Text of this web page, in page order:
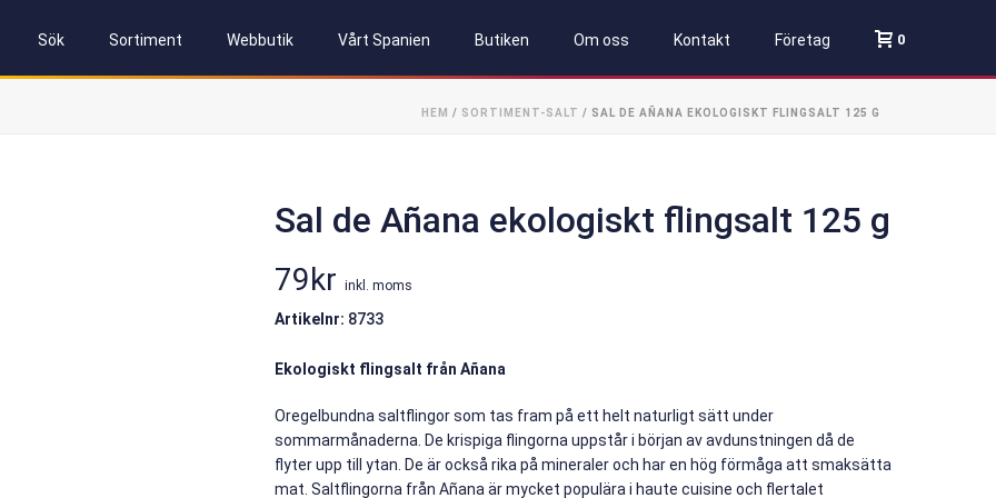
Sök Sortiment Webbutik Vårt Spanien Butiken Om oss Kontakt Företag 0
HEM / SORTIMENT-SALT / SAL DE AÑANA EKOLOGISKT FLINGSALT 125 G
Sal de Añana ekologiskt flingsalt 125 g
79kr inkl. moms
Artikelnr: 8733
Ekologiskt flingsalt från Añana
Oregelbundna saltflingor som tas fram på ett helt naturligt sätt under
sommarmånaderna. De krispiga flingorna uppstår i början av avdunstningen då de
flyter upp till ytan. De är också rika på mineraler och har en hög förmåga att smaksätta
mat. Saltflingorna från Añana är mycket populära i haute cuisine och flertalet